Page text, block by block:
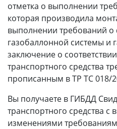
отметка о выполнении
которая производила
выполнении требований о
газобаллонной системы и
заключение о
транспортного средства
прописанным в ТР ТС 018/
Вы получаете в ГИБДД
транспортного средства с
изменениями